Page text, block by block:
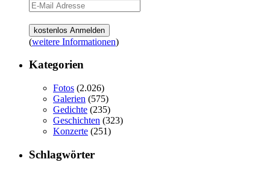
(weitere Informationen)
Kategorien
Fotos (2.026)
Galerien (575)
Gedichte (235)
Geschichten (323)
Konzerte (251)
Schlagwörter